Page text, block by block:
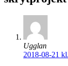
Ugglan
2018-08-21